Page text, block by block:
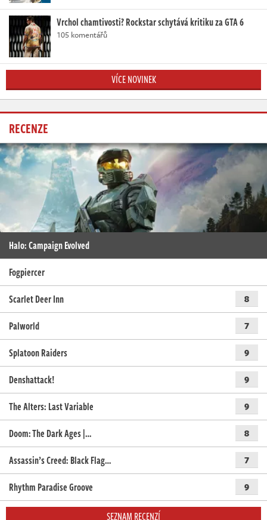
Vrchol chamtivosti? Rockstar schytává kritiku za GTA 6
105 komentářů
VÍCE NOVINEK
RECENZE
Halo: Campaign Evolved
Fogpiercer
Scarlet Deer Inn
8
Palworld 7
Splatoon Raiders 9
Denshattack! 9
The Alters: Last Variable 9
Doom: The Dark Ages |… 8
Assassin’s Creed: Black Flag… 7
Rhythm Paradise Groove 9
SEZNAM RECENZÍ